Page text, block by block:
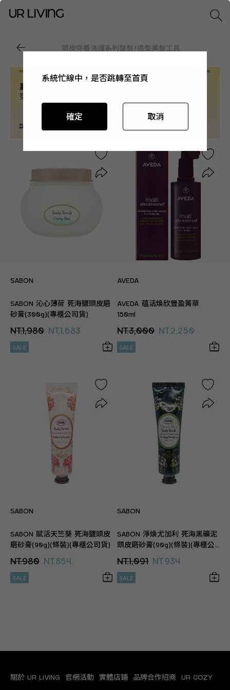
頭皮保養洗護系列整髮/造型美髮工具
SABON
SABON 沁心薄荷 死海鹽頭皮磨
砂膏(300g)(專櫃公司貨)
NT.1,980 NT.1,683
SALE
AVEDA
AVEDA 蘊活煥欣豐盈菁華
150ml
NT.3,000 NT.2,250
SALE
SABON
SABON 賦活天竺葵 死海鹽頭皮
磨砂膏(90g)(條裝)(專櫃公司貨)
NT.980 NT.854
SALE
SABON
SABON 淨煥尤加利 死海黑礦泥
頭皮磨砂膏(90g)(條裝)(專櫃公
NT.1,091 NT.934
SALE
關於 UR LIVING 官網活動 實體店鋪 品牌合作招商 UR COZY
系統忙線中，是否跳轉至首頁
確定 取消
系統忙線中，是否跳轉至首頁
確定 取消
系統忙線中，是否跳轉至首頁
確定 取消
系統忙線中，是否跳轉至首頁
確定 取消